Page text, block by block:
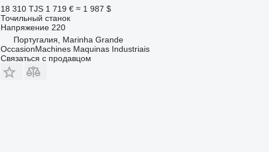
18 310 TJS 1 719 € ≈ 1 987 $
Точильный станок
Напряжение 220
Португалия, Marinha Grande
OccasionMachines Maquinas Industriais
Связаться с продавцом